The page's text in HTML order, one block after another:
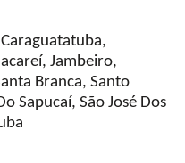
Jambeiro,
Branca, Santo
Sapucaí, São José Dos